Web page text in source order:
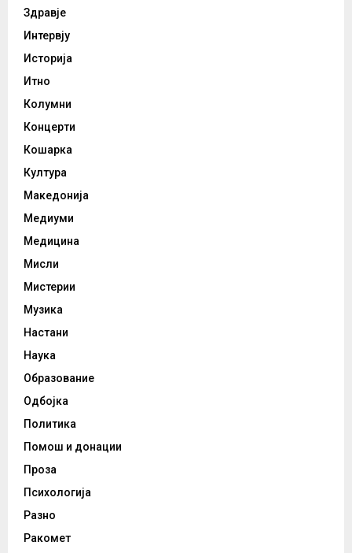
Здравје
Интервју
Историја
Итно
Колумни
Концерти
Кошарка
Култура
Македонија
Медиуми
Медицина
Мисли
Мистерии
Музика
Настани
Наука
Образование
Одбојка
Политика
Помош и донации
Проза
Психологија
Разно
Ракомет